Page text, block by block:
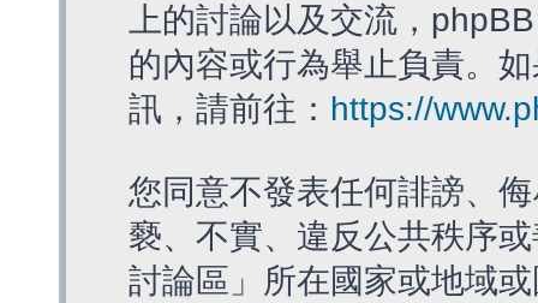
上的討論以及交流，
的內容或行為舉止負責。
訊，請前往： https://
您同意不發表任何誹謗、
褻、不實、違反公共秩序
討論區」所在國家或地域